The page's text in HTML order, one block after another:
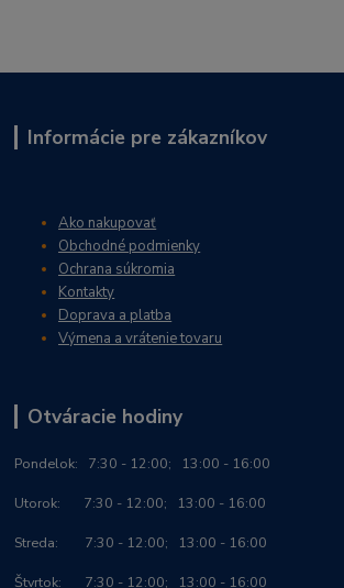
Informácie pre zákazníkov
Ako nakupovať
Obchodné podmienky
Ochrana súkromia
Kontakty
Doprava a platba
Výmena a vrátenie tovaru
Otváracie hodiny
Pondelok: 7:30 - 12:00; 13:00 - 16:00
Utorok: 7:30 - 12:00; 13:00 - 16:00
Streda: 7:30 - 12:00; 13:00 - 16:00
Štvrtok: 7:30 - 12:00; 13:00 - 16:00